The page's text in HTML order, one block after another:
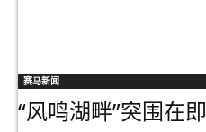
赛马新闻
“风鸣湖畔”突围在即